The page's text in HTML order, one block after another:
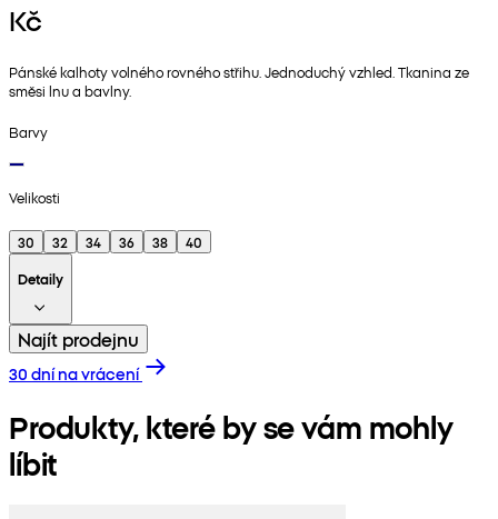
Kč
Pánské kalhoty volného rovného střihu. Jednoduchý vzhled. Tkanina ze
směsi lnu a bavlny.
Barvy
Velikosti
30 32 34 36 38
40
Detaily
Najít prodejnu
30 dní na vrácení
Produkty, které by se vám mohly
líbit